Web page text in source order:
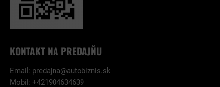
KONTAKT NA PREDAJŇU
Email: predajna@autobiznis.sk
Mobil: +421904634639